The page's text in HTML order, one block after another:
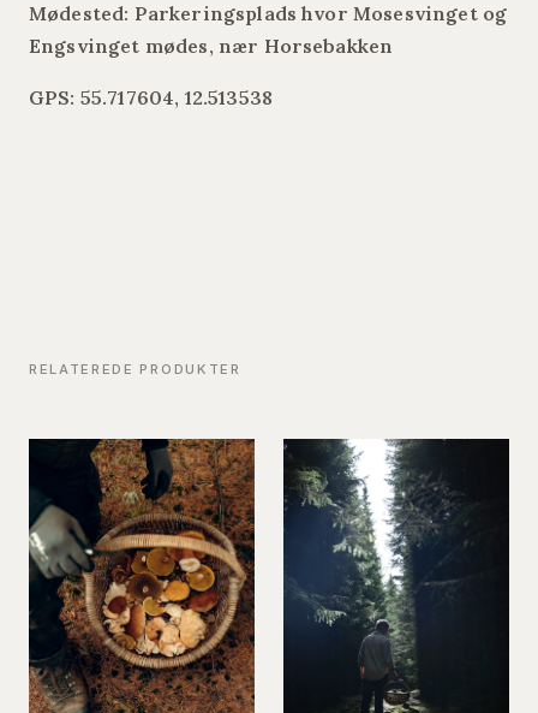
Mødested: Parkeringsplads hvor Mosesvinget og
Engsvinget mødes, nær Horsebakken
GPS: 55.717604, 12.513538
RELATEREDE PRODUKTER